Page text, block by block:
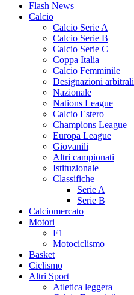
Flash News
Calcio
Calcio Serie A
Calcio Serie B
Calcio Serie C
Coppa Italia
Calcio Femminile
Designazioni arbitrali
Nazionale
Nations League
Calcio Estero
Champions League
Europa League
Giovanili
Altri campionati
Istituzionale
Classifiche
Serie A
Serie B
Calciomercato
Motori
F1
Motociclismo
Basket
Ciclismo
Altri Sport
Atletica leggera